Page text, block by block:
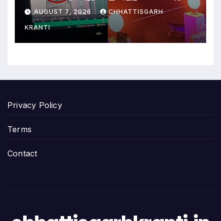
फरार; जांच में जुटी पुलिस…
AUGUST 7, 2026 CHHATTISGARH
KRANTI
Privacy Policy
Terms
Contact